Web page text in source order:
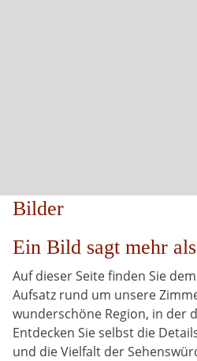
Bilder
Ein Bild sagt mehr
Auf dieser Seite finden Sie
Aufsatz rund um unsere
wunderschöne Region, in der
Entdecken Sie selbst die
und die Vielfalt der